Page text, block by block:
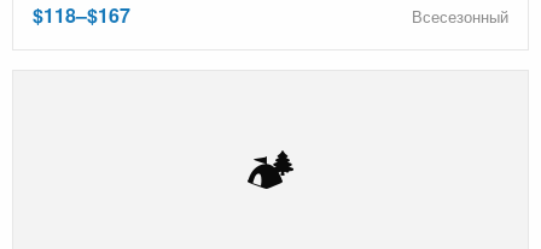
$118–$167 Всесезонный
🏕️